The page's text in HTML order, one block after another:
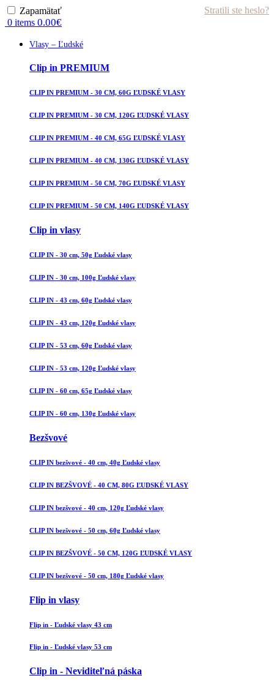
Stratili ste heslo?
Zapamätať
0 items 0.00€
Vlasy – Ľudské
Clip in PREMIUM
CLIP IN PREMIUM - 30 CM, 60G ĽUDSKÉ VLASY
CLIP IN PREMIUM - 30 CM, 120G ĽUDSKÉ VLASY
CLIP IN PREMIUM - 40 CM, 65G ĽUDSKÉ VLASY
CLIP IN PREMIUM - 40 CM, 130G ĽUDSKÉ VLASY
CLIP IN PREMIUM - 50 CM, 70G ĽUDSKÉ VLASY
CLIP IN PREMIUM - 50 CM, 140G ĽUDSKÉ VLASY
Clip in vlasy
CLIP IN - 30 cm, 50g Ľudské vlasy
CLIP IN - 30 cm, 100g Ľudské vlasy
CLIP IN - 43 cm, 60g Ľudské vlasy
CLIP IN - 43 cm, 120g Ľudské vlasy
CLIP IN - 53 cm, 60g Ľudské vlasy
CLIP IN - 53 cm, 120g Ľudské vlasy
CLIP IN - 60 cm, 65g Ľudské vlasy
CLIP IN - 60 cm, 130g Ľudské vlasy
Bezšvové
CLIP IN bezšvové - 40 cm, 40g Ľudské vlasy
CLIP IN BEZŠVOVÉ - 40 CM, 80G ĽUDSKÉ VLASY
CLIP IN bezšvové - 40 cm, 120g Ľudské vlasy
CLIP IN bezšvové - 50 cm, 60g Ľudské vlasy
CLIP IN BEZŠVOVÉ - 50 CM, 120G ĽUDSKÉ VLASY
CLIP IN bezšvové - 50 cm, 180g Ľudské vlasy
Flip in vlasy
Flip in - Ľudské vlasy 43 cm
Flip in - Ľudské vlasy 53 cm
Clip in - Neviditeľná páska